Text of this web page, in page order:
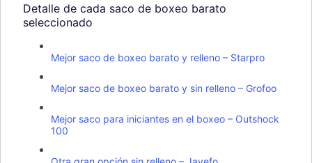
Detalle de cada saco de boxeo barato
seleccionado
Mejor saco de boxeo barato y relleno – Starpro
Mejor saco de boxeo barato y sin relleno – Grofoo
Mejor saco para iniciantes en el boxeo – Outshock
100